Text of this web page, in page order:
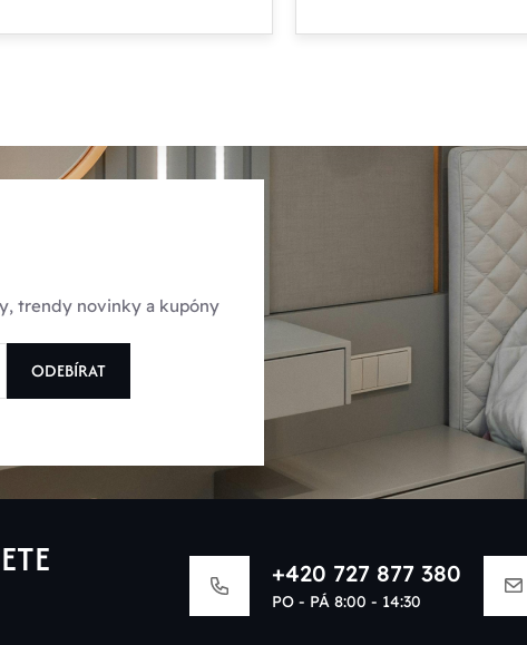
trendy novinky a kupóny
ODEBÍRAT
+420 727 877 380
PO - PÁ 8:00 - 14:30